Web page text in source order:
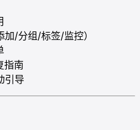
/分组/标签/监控）
指南
引导